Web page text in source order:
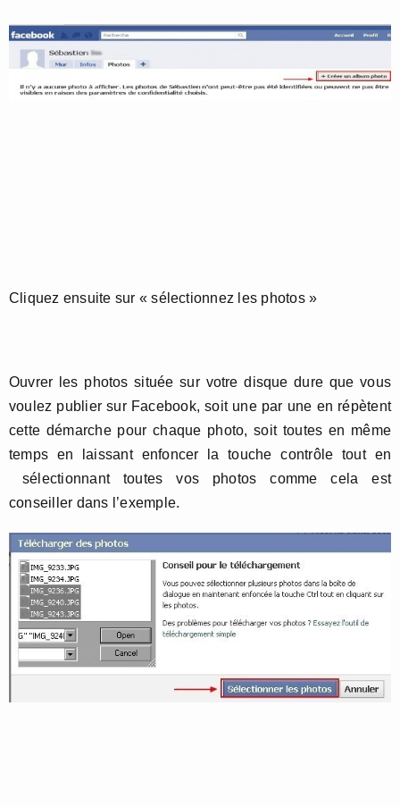
Cliquez ensuite sur « sélectionnez les photos »
Ouvrer les photos située sur votre disque dure que vous
voulez publier sur Facebook, soit une par une en répètent
cette démarche pour chaque photo, soit toutes en même
temps en laissant enfoncer la touche contrôle tout en
sélectionnant toutes vos photos comme cela est
conseiller dans l’exemple.